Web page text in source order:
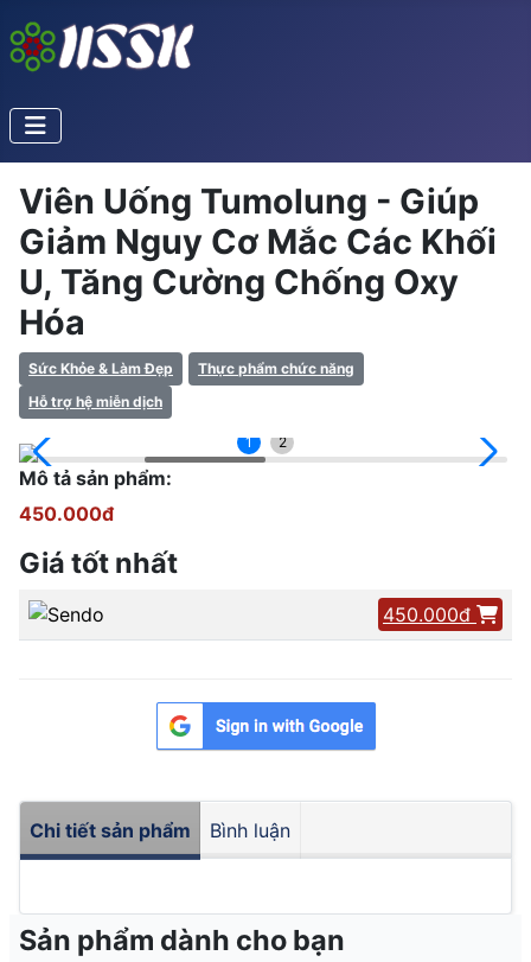
Viên Uống Tumolung - Giúp
Giảm Nguy Cơ Mắc Các Khối
U, Tăng Cường Chống Oxy
Hóa
Sức Khỏe & Làm Đẹp
Thực phẩm chức năng
Hỗ trợ hệ miễn dịch
1 2
Mô tả sản phẩm:
450.000đ
Giá tốt nhất
450.000đ
Chi tiết sản phẩm Bình luận
Sản phẩm dành cho bạn